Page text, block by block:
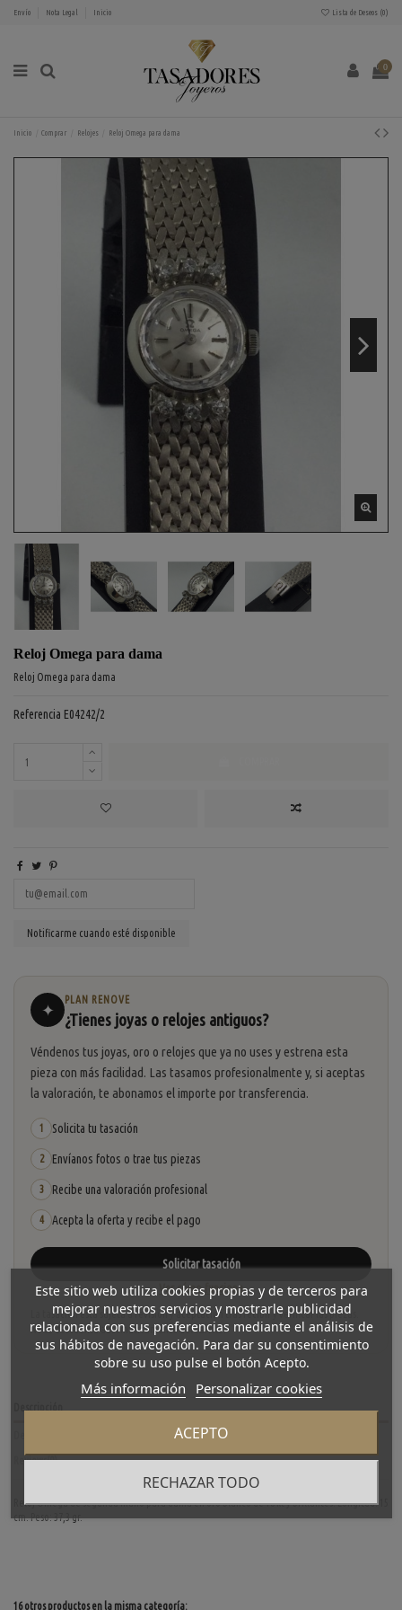
Envío Nota Legal Inicio Lista de Deseos (0)
0
Inicio Comprar Relojes Reloj Omega para dama
Reloj Omega para dama
Reloj Omega para dama
Referencia E04242/2
✦
PLAN RENOVE
¿Tienes joyas o relojes antiguos?
Véndenos tus joyas, oro o relojes que ya no uses y estrena esta
pieza con más facilidad. Las tasamos profesionalmente y, si aceptas
la valoración, te abonamos el importe por transferencia.
1 Solicita tu tasación
2 Envíanos fotos o trae tus piezas
3 Recibe una valoración profesional
4 Acepta la oferta y recibe el pago
Solicitar tasación
Ver cómo funciona
La tasación está sujeta a revisión y aceptación tras recibir y verificar las piezas.
No se descuenta automáticamente del carrito.
Reviews(0)
Reloj Omega de segunda mano para dama en oro blanco de 18 kt y brillantes. Longitud: 15
cm. Peso: 37,3 gr.
16 otros productos en la misma categoría:
Este sitio web utiliza cookies propias y de terceros para
mejorar nuestros servicios y mostrarle publicidad
relacionada con sus preferencias mediante el análisis de
sus hábitos de navegación. Para dar su consentimiento
sobre su uso pulse el botón Acepto.
Más información Personalizar cookies
RECHAZAR TODO
ACEPTO